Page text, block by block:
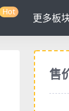
Hot 更多板
售